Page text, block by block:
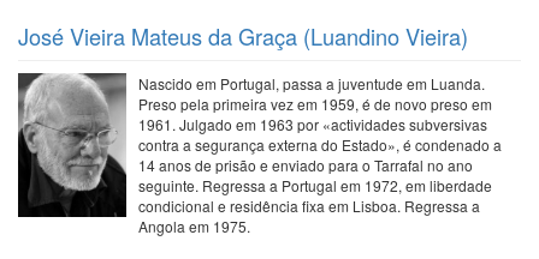
José Vieira Mateus da Graça (Luandino Vieira)
Nascido em Portugal, passa a juventude em Luanda.
Preso pela primeira vez em 1959, é de novo preso em
1961. Julgado em 1963 por «actividades subversivas
contra a segurança externa do Estado», é condenado a
14 anos de prisão e enviado para o Tarrafal no ano
seguinte. Regressa a Portugal em 1972, em liberdade
condicional e residência fixa em Lisboa. Regressa a
Angola em 1975.